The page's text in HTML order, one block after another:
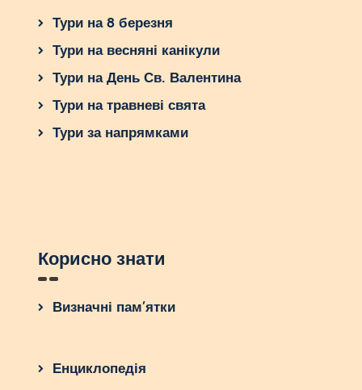
Тури на 8 березня
Тури на весняні канікули
Тури на День Св. Валентина
Тури на травневі свята
Тури за напрямками
Корисно знати
Визначні пам’ятки
Енциклопедія